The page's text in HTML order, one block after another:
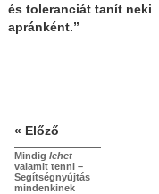
és toleranciát tanít neki
apránként.”
« Előző
Mindig lehet
valamit tenni –
Segítségnyújtás
mindenkinek